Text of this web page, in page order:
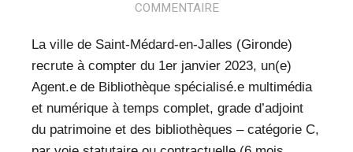
VEILLE PRO
RESSOURCES
OFFRES D’EMPLOIS
COMMENTAIRE
La ville de Saint-Médard-en-Jalles (Gironde)
recrute à compter du 1er janvier 2023, un(e)
Agent.e de Bibliothèque spécialisé.e multimédia
et numérique à temps complet, grade d’adjoint
du patrimoine et des bibliothèques – catégorie C,